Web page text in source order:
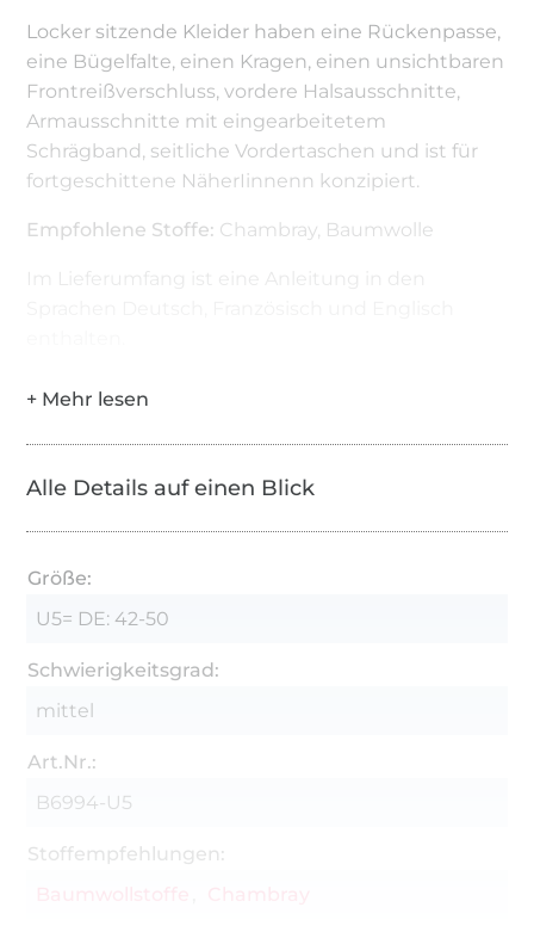
Locker sitzende Kleider haben eine Rückenpasse,
eine Bügelfalte, einen Kragen, einen unsichtbaren
Frontreißverschluss, vordere Halsausschnitte,
Armausschnitte mit eingearbeitetem
Schrägband, seitliche Vordertaschen und ist für
fortgeschittene NäherIinnenn konzipiert.
Empfohlene Stoffe: Chambray, Baumwolle
Alle Details auf einen Blick
Größe:
U5= DE: 42-50
Schwierigkeitsgrad:
mittel
Art.Nr.:
B6994-U5
Stoffempfehlungen: